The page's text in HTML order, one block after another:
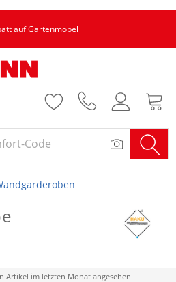
auf Gartenmöbel
Artikel im letzten Monat angesehen